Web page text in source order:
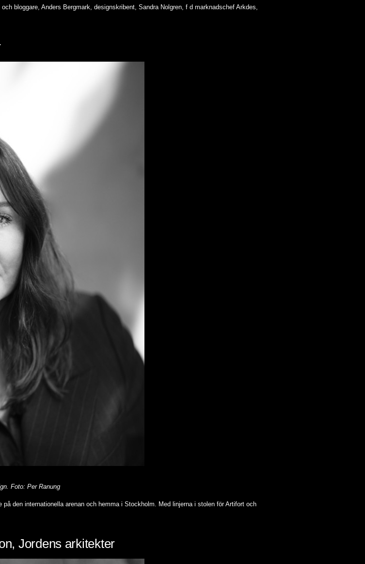
bloggare, Anders Bergmark, designskribent, Sandra Nolgren, f d marknadschef Arkdes,
Foto: Per Ranung
den internationella arenan och hemma i Stockholm. Med linjerna i stolen för Artifort och
Jordens arkitekter